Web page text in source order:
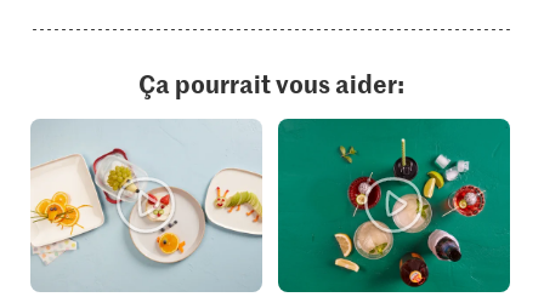
Ça pourrait vous aider: